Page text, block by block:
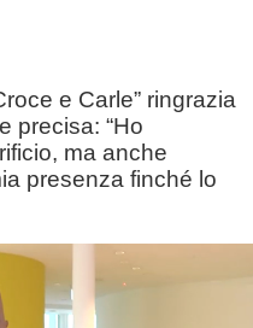
e Carle” ringrazia
precisa: “Ho
ma anche
presenza finché lo